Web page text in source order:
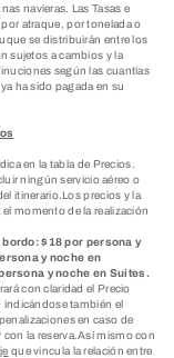
navieras. Las Tasas e
atraque, por tonelada o
se distribuirán entre los
sujetos a cambios y la
según las cuantías
ha sido pagada en su
en la tabla de Precios.
ningún servicio aéreo o
itinerario.Los precios y la
momento de la realización
$18 por persona y
y noche en
y noche en Suites.
con claridad el Precio
indicándose también el
en caso de
la reserva.Así mismo con
que vincula la relación entre